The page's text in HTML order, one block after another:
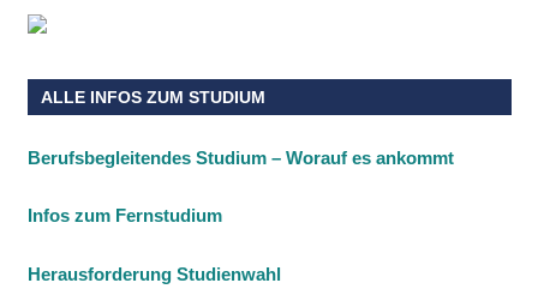
ALLE INFOS ZUM STUDIUM
Berufsbegleitendes Studium – Worauf es ankommt
Infos zum Fernstudium
Herausforderung Studienwahl